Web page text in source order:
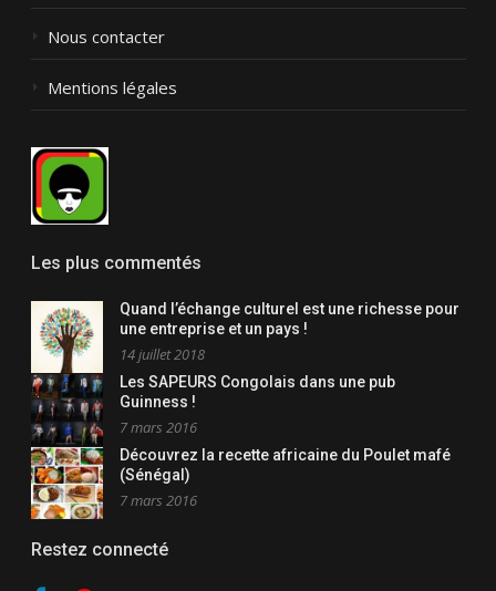
Nous contacter
Mentions légales
Les plus commentés
Quand l’échange culturel est une richesse pour
une entreprise et un pays !
14 juillet 2018
Les SAPEURS Congolais dans une pub
Guinness !
7 mars 2016
Découvrez la recette africaine du Poulet mafé
(Sénégal)
7 mars 2016
Restez connecté